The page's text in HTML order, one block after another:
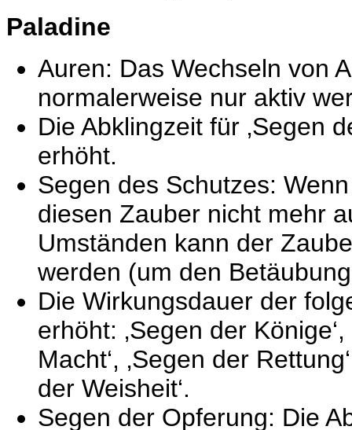
Paladine
Auren: Das Wechseln von
normalerweise nur aktiv
Die Abklingzeit für ‚Segen
erhöht.
Segen des Schutzes:
diesen Zauber nicht mehr
Umständen kann der
werden (um den
Die Wirkungsdauer der
erhöht: ‚Segen der
Macht‘, ‚Segen der
der Weisheit‘.
Segen der Opferung: Die